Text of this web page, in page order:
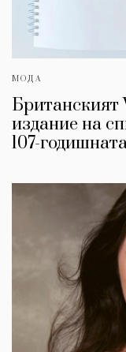
МОДА
Британският
издание на
107-